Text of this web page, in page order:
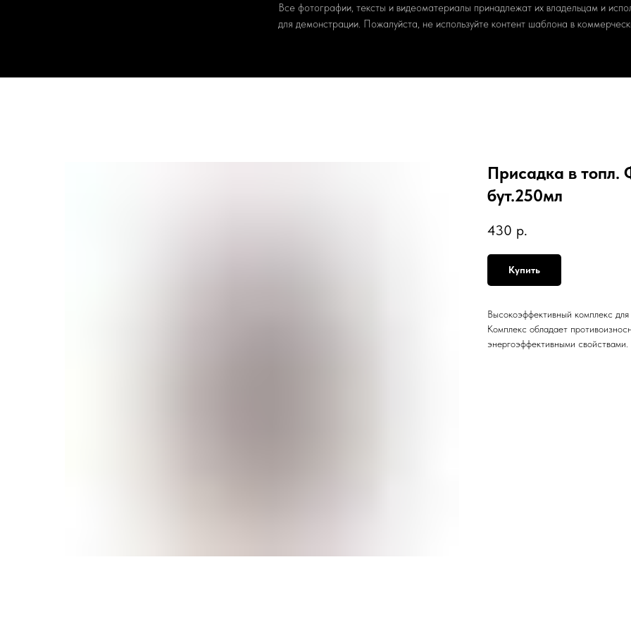
Все фотографии, тексты и видеоматериалы принадлежат их владельцам и
для демонстрации. Пожалуйста, не используйте контент шаблона в
Присадка в
бут.250мл
430 р.
Купить
Высокоэффективный комплекс
Комплекс обладает
энергоэффективными